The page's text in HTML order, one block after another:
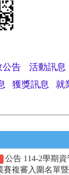
公告 活動訊息
獲獎訊息 就
公告 114-2學期資
賽複審入圍名單